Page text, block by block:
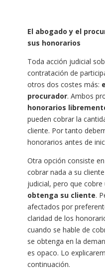
El abogado y el
sus honorarios
Toda acción judicial
contratación de
otros dos costes más:
procurador. Ambos
honorarios
pueden cobrar la
cliente. Por tanto
honorarios antes de
Otra opción consiste
cobrar nada a su
judicial, pero que cobre
obtenga su cliente.
afectados por
claridad de los
cuando se hable de
se obtenga en la
es opaco. Lo
continuación.